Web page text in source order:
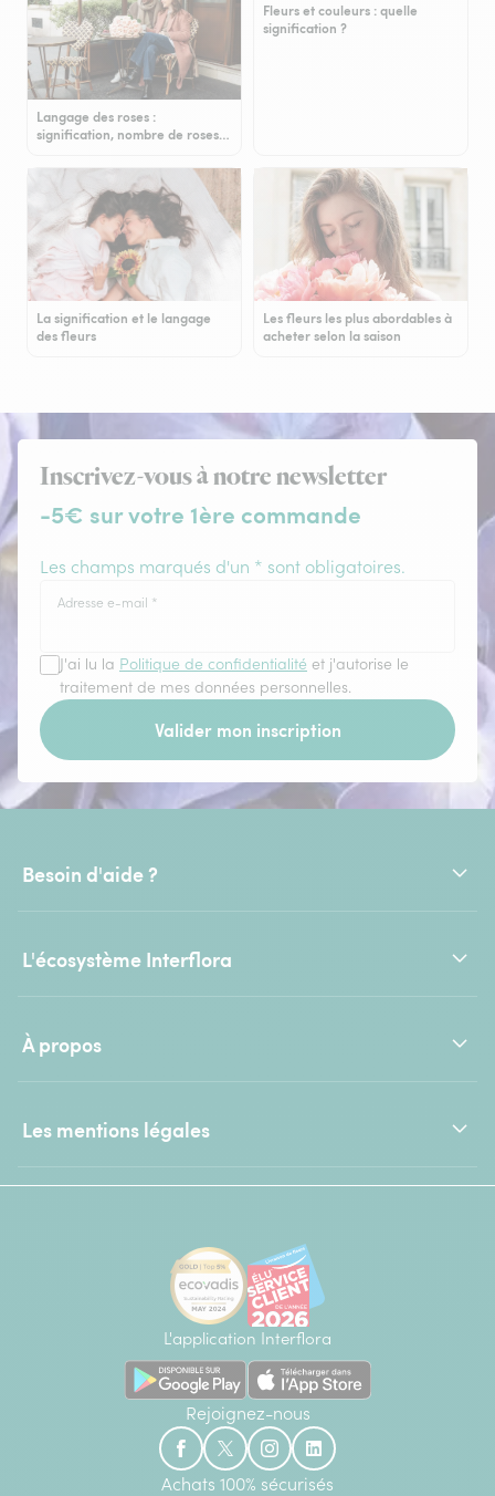
Langage des roses :
signification, nombre de roses…
Fleurs et couleurs : quelle
signification ?
La signification et le langage
des fleurs
Les fleurs les plus abordables à
acheter selon la saison
Inscrivez-vous à notre newsletter
-5€ sur votre 1ère commande
Les champs marqués d'un * sont obligatoires.
Adresse e-mail *
J'ai lu la Politique de confidentialité et j'autorise le
traitement de mes données personnelles.
Valider mon inscription
Besoin d'aide ?
L'écosystème Interflora
À propos
Les mentions légales
L'application Interflora
Rejoignez-nous
Achats 100% sécurisés